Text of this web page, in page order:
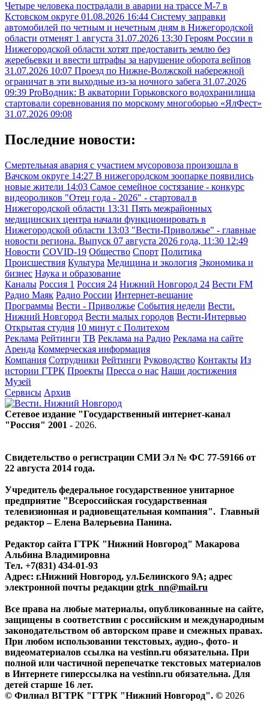
Четыре человека пострадали в аварии на трассе М-7 в
Кстовском округе 01.08.2026 16:44 Систему заправки
автомобилей по четным и нечетным дням в Нижегородской
области отменят 1 августа 31.07.2026 13:30 Героям России в
Нижегородской области хотят предоставить землю без
жеребьевки и ввести штрафы за нарушение оборота вейпов
31.07.2026 10:07 Проезд по Нижне-Волжской набережной
ограничат в эти выходные из-за ночного забега 31.07.2026
09:39 ProВодник: В акватории Горьковского водохранилища
стартовали соревнования по морскому многоборью «ЯлФест»
31.07.2026 09:08
Последние новости:
Смертельная авария с участием мусоровоза произошла в
Вачском округе 14:27 В нижегородском зоопарке появились
новые жители 14:03 Самое семейное состязание - конкурс
видеороликов "Отец года - 2026" - стартовал в
Нижегородской области 13:31 Пять межрайонных
медицинских центра начали функционировать в
Нижегородской области 13:03 "Вести-Приволжье" - главные
новости региона. Выпуск 07 августа 2026 года, 11:30 12:49
Новости COVID-19 Общество Спорт Политика
Происшествия Культура Медицина и экология Экономика и
бизнес Наука и образование
Каналы Россия 1 Россия 24 Нижний Новгород 24 Вести FM
Радио Маяк Радио России Интернет-вещание
Программы Вести - Приволжье События недели Вести.
Нижний Новгород Вести малых городов Вести-Интервью
Открытая студия 10 минут с Политехом
Реклама Рейтинги ТВ Реклама на Радио Реклама на сайте
Аренда Коммерческая информация
Компания Сотрудники Рейтинги Руководство Контакты Из
истории ГТРК Проекты Пресса о нас Наши достижения
Музей
Сервисы Архив
Сетевое издание "Государственный интернет-канал
"Россия" 2001 - 2026.
Свидетельство о регистрации СМИ Эл № ФС 77-59166 от
22 августа 2014 года.
Учредитель федеральное государственное унитарное
предприятие "Всероссийская государственная
телевизионная и радиовещательная компания". Главный
редактор – Елена Валерьевна Панина.
Редактор сайта ГТРК "Нижний Новгород" Макарова
Альбина Владимировна
Тел. +7(831) 434-01-93
Адрес: г.Нижний Новгород, ул.Белинского 9А; адрес
электронной почты редакции gtrk_nn@mail.ru
Все права на любые материалы, опубликованные на сайте,
защищены в соответствии с российским и международным
законодательством об авторском праве и смежных правах.
При любом использовании текстовых, аудио-, фото- и
видеоматериалов ссылка на vestinn.ru обязательна. При
полной или частичной перепечатке текстовых материалов
в Интернете гиперссылка на vestinn.ru обязательна. Для
детей старше 16 лет.
© Филиал ВГТРК "ГТРК "Нижний Новгород". © 2026